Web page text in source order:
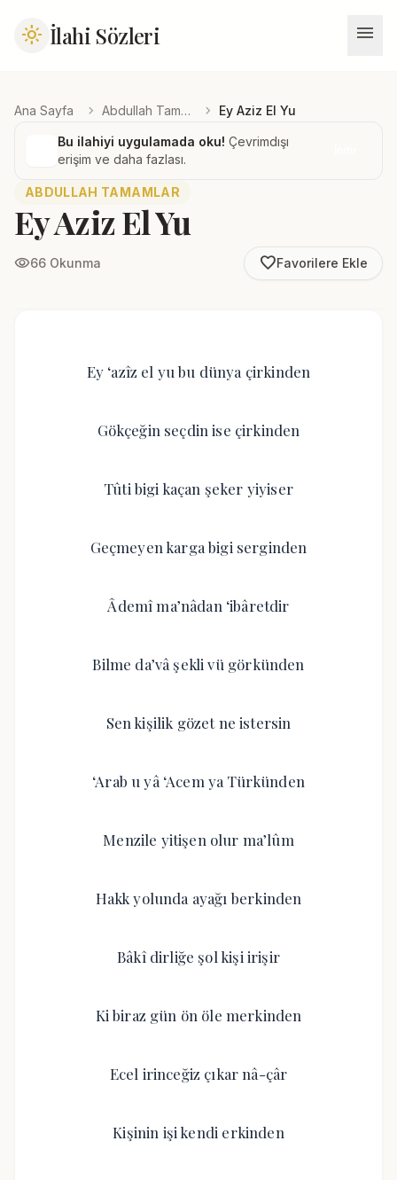
light_mode İlahi Sözleri menu
Ana Sayfa chevron_right Abdullah Tamamlar chevron_right Ey Aziz El Yu
Bu ilahiyi uygulamada oku! Çevrimdışı
erişim ve daha fazlası.
ABDULLAH TAMAMLAR
Ey Aziz El Yu
visibility66 Okunma favorite_borderFavorilere Ekle
Ey ‘azîz el yu bu dünya çirkinden
Gökçeğin seçdin ise çirkinden
Tûti bigi kaçan şeker yiyiser
Geçmeyen karga bigi serginden
Âdemî ma’nâdan ‘ibâretdir
Bilme da’vâ şekli vü görkünden
Sen kişilik gözet ne istersin
‘Arab u yâ ‘Acem ya Türkünden
Menzile yitişen olur ma’lûm
Hakk yolunda ayağı berkinden
Bâkî dirliğe şol kişi irişir
Ki biraz gün ön öle merkinden
Ecel irinceğiz çıkar nâ-çâr
Kişinin işi kendi erkinden